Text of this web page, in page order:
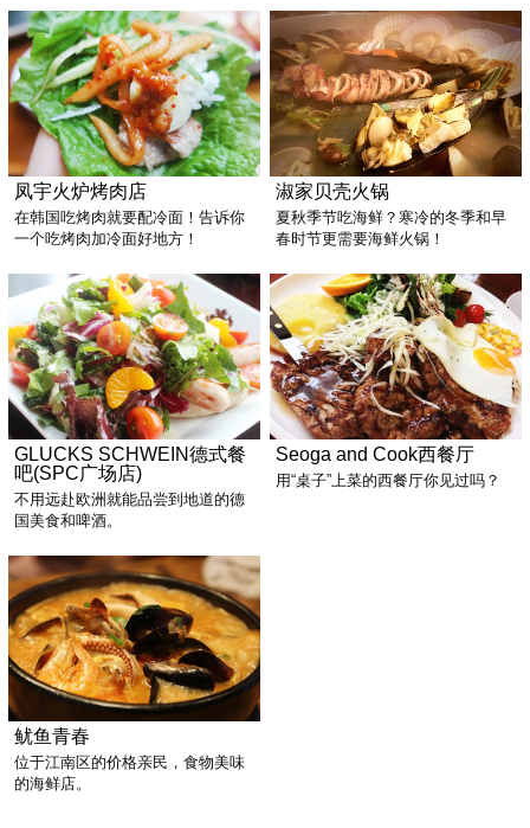
凤宇火炉烤肉店
在韩国吃烤肉就要配冷面！告诉你
一个吃烤肉加冷面好地方！
淑家贝壳火锅
夏秋季节吃海鲜？寒冷的冬季和早
春时节更需要海鲜火锅！
GLUCKS SCHWEIN德式餐
吧(SPC广场店)
不用远赴欧洲就能品尝到地道的德
国美食和啤酒。
Seoga and Cook西餐厅
用“桌子”上菜的西餐厅你见过吗？
鱿鱼青春
位于江南区的价格亲民，食物美味
的海鲜店。